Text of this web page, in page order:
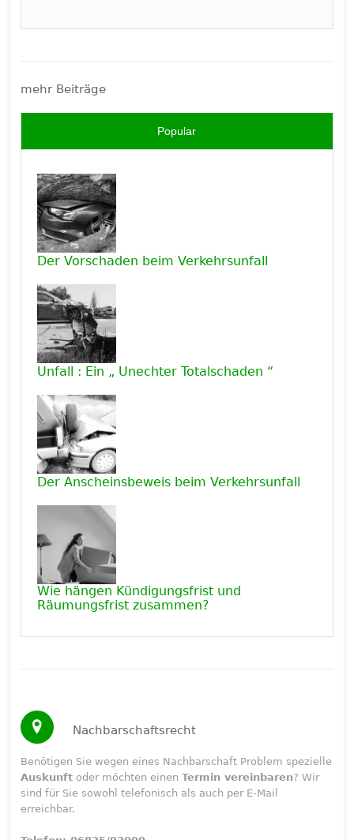
mehr Beiträge
Popular
Der Vorschaden beim Verkehrsunfall
Unfall : Ein „ Unechter Totalschaden “
Der Anscheinsbeweis beim Verkehrsunfall
Wie hängen Kündigungsfrist und
Räumungsfrist zusammen?
Nachbarschaftsrecht
Benötigen Sie wegen eines Nachbarschaft Problem spezielle
Auskunft oder möchten einenTermin vereinbaren? Wir
sind für Sie sowohl telefonisch als auch per E-Mail
erreichbar.